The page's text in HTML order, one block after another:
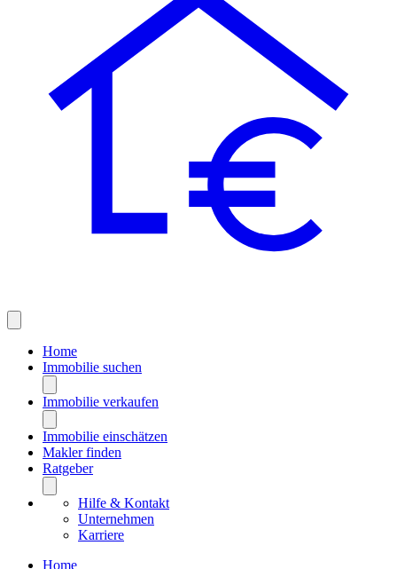
Home
Immobilie suchen
Immobilie verkaufen
Immobilie einschätzen
Makler finden
Ratgeber
Hilfe & Kontakt
Unternehmen
Karriere
Home